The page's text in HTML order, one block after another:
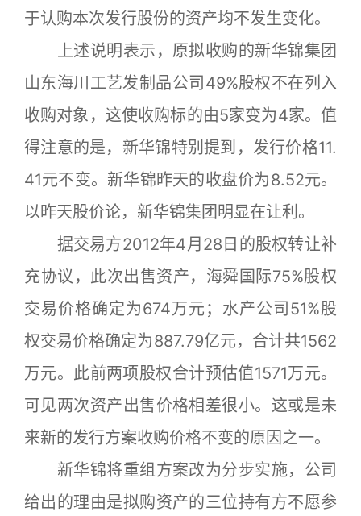
于认购本次发行股份的资产均不发生变化。
上述说明表示，原拟收购的新华锦集团
山东海川工艺发制品公司49%股权不在列入
收购对象，这使收购标的由5家变为4家。值
得注意的是，新华锦特别提到，发行价格11.
41元不变。新华锦昨天的收盘价为8.52元。
以昨天股价论，新华锦集团明显在让利。
据交易方2012年4月28日的股权转让补
充协议，此次出售资产，海舜国际75%股权
交易价格确定为674万元；水产公司51%股
权交易价格确定为887.79亿元，合计共1562
万元。此前两项股权合计预估值1571万元。
可见两次资产出售价格相差很小。这或是未
来新的发行方案收购价格不变的原因之一。
新华锦将重组方案改为分步实施，公司
给出的理由是拟购资产的三位持有方不愿参